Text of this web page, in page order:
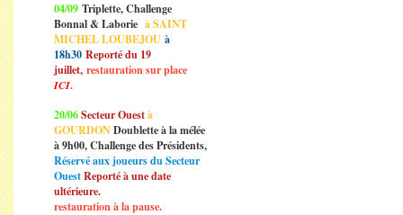
04/09 Triplette, Challenge
Bonnal & Laborie à SAINT
MICHEL LOUBEJOU à
18h30 Reporté du 19
juillet, restauration sur place
ICI.
20/06Secteur Ouestà
GOURDONDoublette à la mélée
à 9h00, Challenge des Présidents,
Réservé aux joueurs du Secteur
OuestReporté à une date
ultérieure.
restauration à la pause.